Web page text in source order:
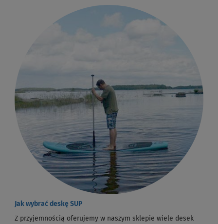
Jak wybrać deskę SUP
Z przyjemnością oferujemy w naszym sklepie wiele desek